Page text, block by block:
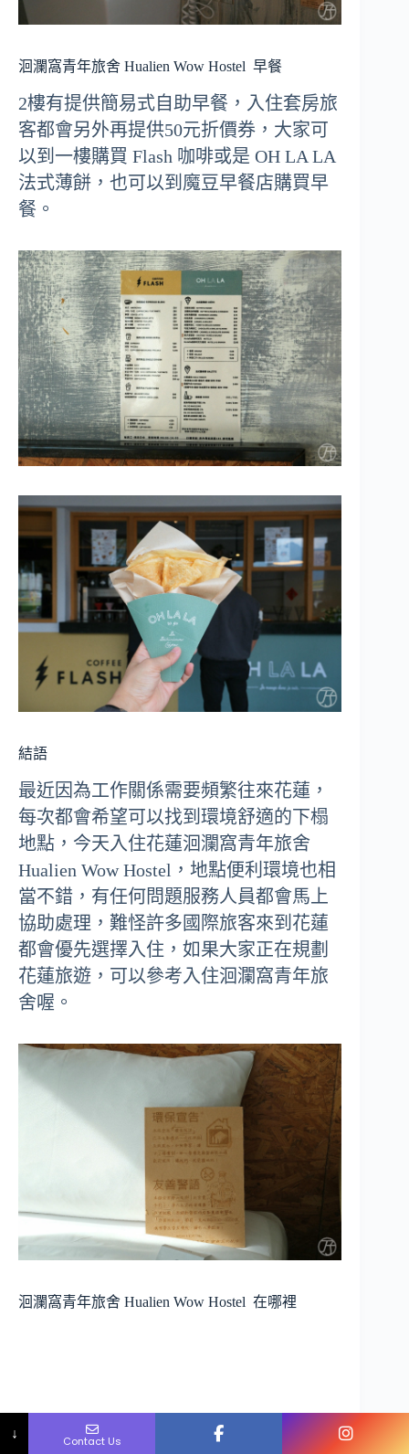
洄瀾窩青年旅舍 Hualien Wow Hostel 早餐
2樓有提供簡易式自助早餐，入住套房旅
客都會另外再提供50元折價券，大家可
以到一樓購買 Flash 咖啡或是 OH LA LA
法式薄餅，也可以到魔豆早餐店購買早
餐。
結語
最近因為工作關係需要頻繁往來花蓮，
每次都會希望可以找到環境舒適的下榻
地點，今天入住花蓮洄瀾窩青年旅舍
Hualien Wow Hostel，地點便利環境也相
當不錯，有任何問題服務人員都會馬上
協助處理，難怪許多國際旅客來到花蓮
都會優先選擇入住，如果大家正在規劃
花蓮旅遊，可以參考入住洄瀾窩青年旅
舍喔。
洄瀾窩青年旅舍 Hualien Wow Hostel 在哪裡
↓ Contact Us